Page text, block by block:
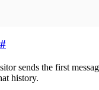
#
sends the first
history.